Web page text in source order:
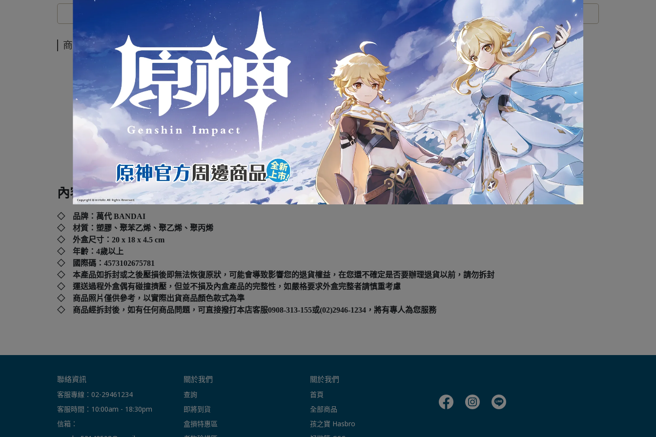
商品介紹
代理版 萬代 BANDAI SHF S.H.Figuarts
蜘蛛人：無家日 鋼鐵蜘蛛人 再販
全新未拆封
下標前請先詢問
內容規格：
◇ 品牌： 萬代 BANDAI
◇ 材質：塑膠、聚苯乙烯、聚乙烯、聚丙烯
◇ 外盒尺寸： 20 x 18 x 4.5 cm
◇ 年齡：4歲以上
◇ 國際碼： 4573102675781
◇ 本產品如拆封或之後壓損後即無法恢復原狀，可能會導致影響您的退貨權益，在您還不確定是否要辦理退貨以前，請勿拆封
◇ 運送過程外盒偶有碰撞擠壓，但並不損及內盒產品的完整性，如嚴格要求外盒完整者請慎重考慮
◇ 商品照片僅供參考，以實際出貨商品顏色款式為準
◇ 商品經拆封後，如有任何商品問題，可直接撥打本店客服0908-313-155或(02)2946-1234，將有專人為您服務
聯絡資訊
客服專線：02-29461234
客服時間：10:00am - 18:30pm
信箱：
關於我們
查詢
即將到貨
盒損特惠區
關於我們
首頁
全部商品
孩之寶 Hasbro